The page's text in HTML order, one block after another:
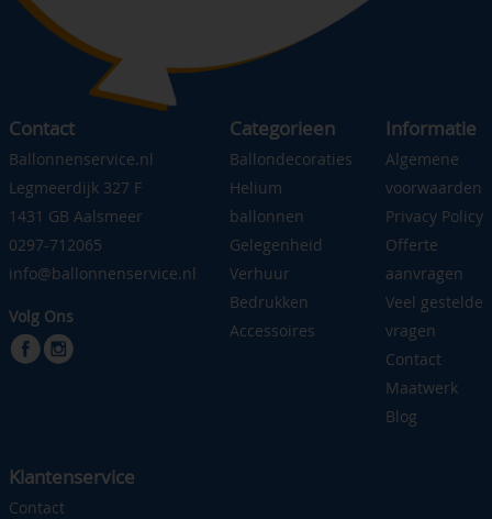
Contact
Ballonnenservice.nl
Legmeerdijk 327 F
1431 GB Aalsmeer
0297-712065
info@ballonnenservice.nl
Volg Ons
Categorieen
Ballondecoraties
Helium
ballonnen
Gelegenheid
Verhuur
Bedrukken
Accessoires
Informatie
Algemene
voorwaarden
Privacy Policy
Offerte
aanvragen
Veel gestelde
vragen
Contact
Maatwerk
Blog
Klantenservice
Contact